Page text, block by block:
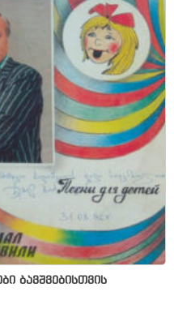
ბავშვებისთვის